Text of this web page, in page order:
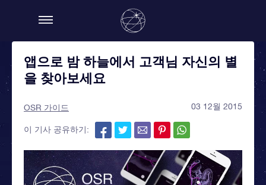
앱으로 밤 하늘에서 고객님 자신의 별
을 찾아보세요
OSR 가이드 03 12월 2015
이 기사 공유하기: